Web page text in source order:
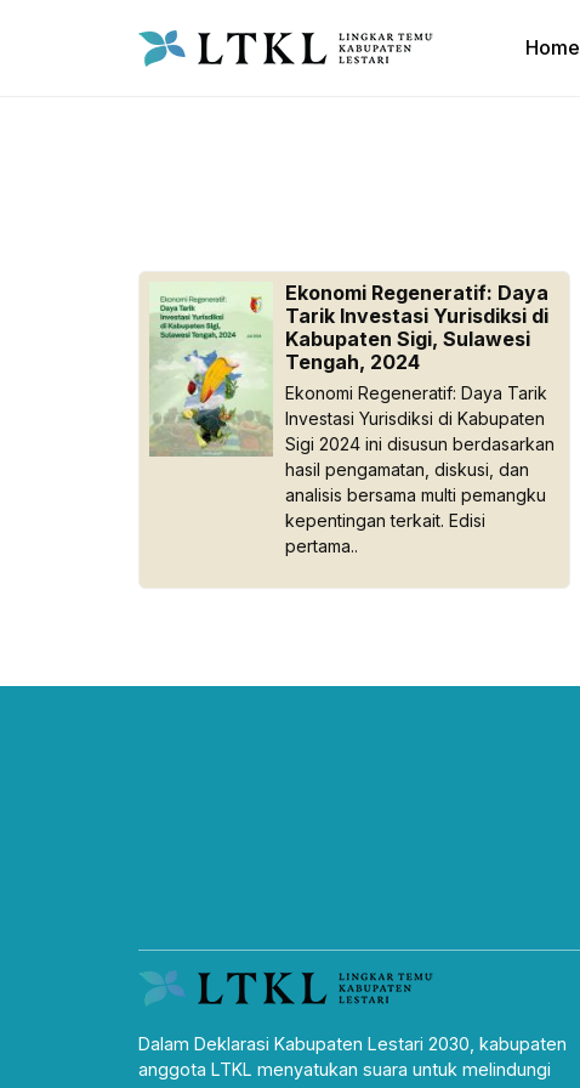
Home
Ekonomi Regeneratif: Daya
Tarik Investasi Yurisdiksi di
Kabupaten Sigi, Sulawesi
Tengah, 2024
Ekonomi Regeneratif: Daya Tarik
Investasi Yurisdiksi di Kabupaten
Sigi 2024 ini disusun berdasarkan
hasil pengamatan, diskusi, dan
analisis bersama multi pemangku
kepentingan terkait. Edisi
pertama..
Dalam Deklarasi Kabupaten Lestari 2030, kabupaten
anggota LTKL menyatukan suara untuk melindungi